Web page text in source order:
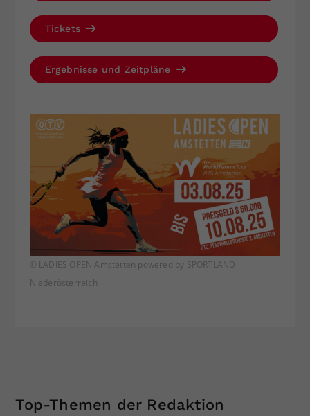
Tickets
Ergebnisse und Zeitpläne
© LADIES OPEN Amstetten powered by SPORTLAND
Niederösterreich
Top-Themen der Redaktion